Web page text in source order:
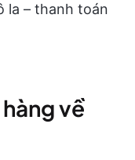
la – thanh toán
về